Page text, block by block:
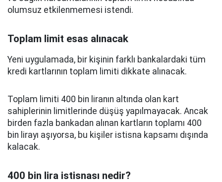
olumsuz etkilenmemesi istendi.
Toplam limit esas alınacak
Yeni uygulamada, bir kişinin farklı bankalardaki tüm
kredi kartlarının toplam limiti dikkate alınacak.
Toplam limiti 400 bin liranın altında olan kart
sahiplerinin limitlerinde düşüş yapılmayacak. Ancak
birden fazla bankadan alınan kartların toplamı 400
bin lirayı aşıyorsa, bu kişiler istisna kapsamı dışında
kalacak.
400 bin lira istisnası nedir?